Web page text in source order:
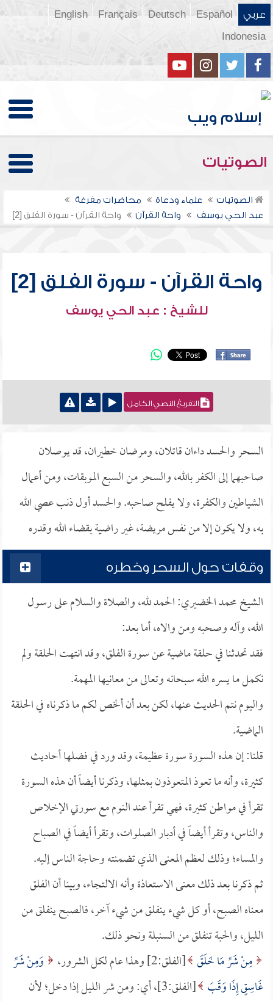
عربي Español
Deutsch
Français
English
Indonesia
الصوتيات
الصوتيات علماء ودعاة
محاضرات مفرغة
عبد الحي يوسف
واحة القرآن واحة القرآن - سورة الفلق [2]
واحة القرآن - سورة الفلق [2]
للشيخ : عبد الحي يوسف
التفريغ النصي الكامل
السحر والحسد داءان قاتلان، ومرضان خطيران، قد يوصلان
صاحبهما إلى الكفر بالله، والسحر من السبع الموبقات، ومن أعمال
الشياطين والكفرة، ولا يفلح صاحبه. والحسد أول ذنب عصي الله
به، ولا يكون إلا من نفس مريضة، غير راضية بقضاء الله وقدره
وقفات حول السحر وخطره
الشيخ محمد الخضيري: الحمد لله، والصلاة والسلام على رسول
الله، وآله وصحبه ومن والاه، أما بعد:
فقد تحدثنا في حلقة ماضية عن سورة الفلق، وقد انتهت الحلقة ولم
نكمل ما يسره الله سبحانه وتعالى من معانيها المهمة.
واليوم نتم الحديث عنها، لكن بعد أن ألخص لكم ما ذكرناه في الحلقة
الماضية.
قلنا: إن هذه السورة سورة عظيمة، وقد ورد في فضلها أحاديث
كثيرة، وأنه ما تعوذ المتعوذون بمثلها، وذكرنا أيضاً أن هذه السورة
تقرأ في مواطن كثيرة، فهي تقرأ عند النوم مع سورتي الإخلاص
والناس، وتقرأ أيضاً في أدبار الصلوات، وتقرأ أيضاً في الصباح
والمساء؛ وذلك لعظم المعنى الذي تضمنته وحاجة الناس إليه.
ثم ذكرنا بعد ذلك معنى الاستعاذة وأنه الالتجاء، وبينا أن الفلق
معناه الصبح، أو كل شيء ينفلق من شيء آخر، فالصبح ينفلق من
الليل، والحبة تنفلق من السنبلة ونحو ذلك.
مِنْ شَرِّ مَا خَلَقَ [الفلق:2] وهذا عام لكل الشرور،
وَمِنْ شَرِّ
غَاسِقٍ إِذَا وَقَبَ
[الفلق:3]، أي: ومن شر الليل إذا دخل؛ لأن